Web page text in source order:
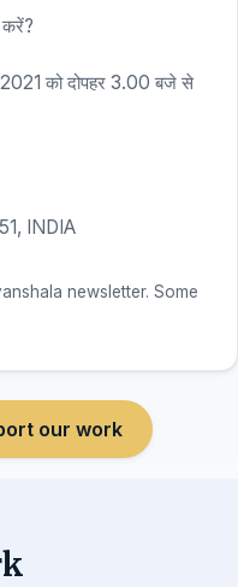
करें?
2021 को दोपहर 3.00 बजे से
INDIA
newsletter. Some
our work